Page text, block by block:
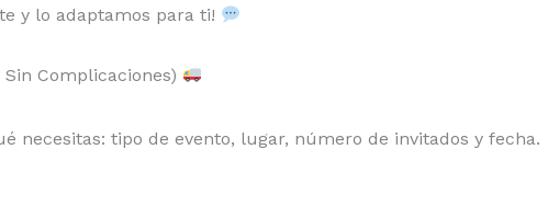
y lo adaptamos para ti!
Complicaciones)
necesitas: tipo de evento, lugar, número de invitados y fecha.